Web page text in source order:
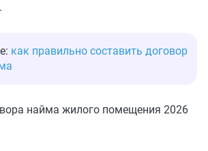
как правильно составить договор
найма жилого помещения 2026